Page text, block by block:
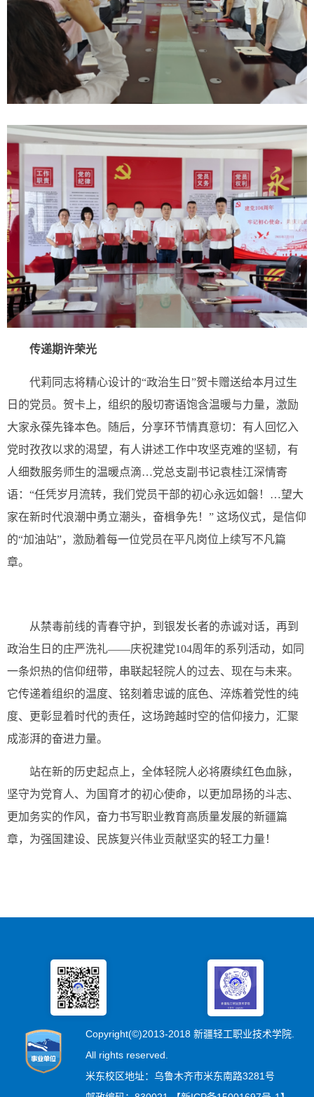
传递期许荣光
代莉同志将精心设计的“政治生日”贺卡赠送给本月过生
日的党员。贺卡上，组织的殷切寄语饱含温暖与力量，激励
大家永葆先锋本色。随后，分享环节情真意切：有人回忆入
党时孜孜以求的渴望，有人讲述工作中攻坚克难的坚韧，有
人细数服务师生的温暖点滴…党总支副书记袁桂江深情寄
语：“任凭岁月流转，我们党员干部的初心永远如磐！…望大
家在新时代浪潮中勇立潮头，奋楫争先！” 这场仪式，是信仰
的“加油站”，激励着每一位党员在平凡岗位上续写不凡篇
章。
从禁毒前线的青春守护，到银发长者的赤诚对话，再到
政治生日的庄严洗礼——庆祝建党104周年的系列活动，如同
一条炽热的信仰纽带，串联起轻院人的过去、现在与未来。
它传递着组织的温度、铭刻着忠诚的底色、淬炼着党性的纯
度、更彰显着时代的责任，这场跨越时空的信仰接力，汇聚
成澎湃的奋进力量。
站在新的历史起点上，全体轻院人必将赓续红色血脉，
坚守为党育人、为国育才的初心使命，以更加昂扬的斗志、
更加务实的作风，奋力书写职业教育高质量发展的新疆篇
章，为强国建设、民族复兴伟业贡献坚实的轻工力量！
Copyright(©)2013-2018 新疆轻工职业技术学院.
All rights reserved.
米东校区地址：乌鲁木齐市米东南路3281号